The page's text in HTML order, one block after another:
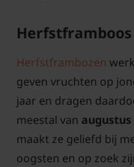
Herfstframboos
Herfstframbozen
geven vruchten op
jaar en dragen
meestal van
maakt ze geliefd bij
oogsten en op zoek